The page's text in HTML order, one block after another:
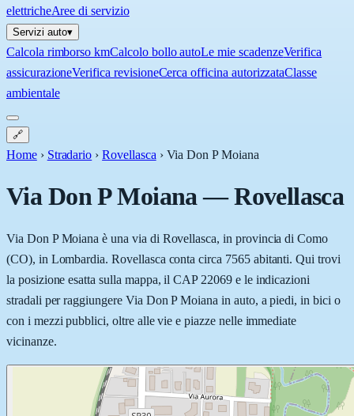
elettricheAree di servizio
Servizi auto▾
Calcola rimborso kmCalcolo bollo autoLe mie scadenzeVerifica
assicurazioneVerifica revisioneCerca officina autorizzataClasse
ambientale
🔗
Home › Stradario › Rovellasca › Via Don P Moiana
Via Don P Moiana—Rovellasca
Via Don P Moiana è una via di Rovellasca, in provincia di Como
(CO), in Lombardia. Rovellasca conta circa 7565 abitanti. Qui trovi
la posizione esatta sulla mappa, il CAP 22069 e le indicazioni
stradali per raggiungere Via Don P Moiana in auto, a piedi, in bici o
con i mezzi pubblici, oltre alle vie e piazze nelle immediate
vicinanze.